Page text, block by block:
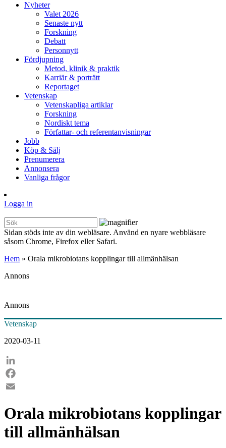
Nyheter
Valet 2026
Senaste nytt
Forskning
Debatt
Personnytt
Fördjupning
Metod, klinik & praktik
Karriär & porträtt
Reportaget
Vetenskap
Vetenskapliga artiklar
Forskning
Nordiskt tema
Författar- och referentanvisningar
Jobb
Köp & Sälj
Prenumerera
Annonsera
Vanliga frågor
Logga in
Sidan stöds inte av din webläsare. Använd en nyare webbläsare
såsom Chrome, Firefox eller Safari.
Hem » Orala mikrobiotans kopplingar till allmänhälsan
Annons
Annons
Vetenskap
2020-03-11
LinkedIn
Facebook
Orala mikrobiotans kopplingar
till allmänhälsan